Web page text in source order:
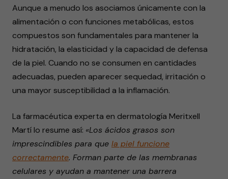
Aunque a menudo los asociamos únicamente con la
alimentación o con funciones metabólicas, estos
compuestos son fundamentales para mantener la
hidratación, la elasticidad y la capacidad de defensa
de la piel. Cuando no se consumen en cantidades
adecuadas, pueden aparecer sequedad, irritación o
una mayor susceptibilidad a la inflamación.
La farmacéutica experta en dermatología Meritxell
Martí lo resume así: «Los ácidos grasos son
imprescindibles para que la piel funcione
correctamente. Forman parte de las membranas
celulares y ayudan a mantener una barrera